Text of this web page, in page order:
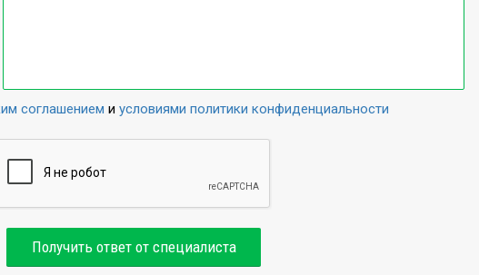
соглашением и условиями политики конфиденциальности
Получить ответ от специалиста